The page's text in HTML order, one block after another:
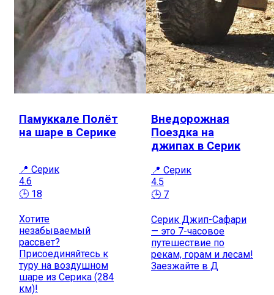
Памуккале Полёт
на шаре в Серике
📍 Серик
4.6
🕒 18
Хотите
незабываемый
рассвет?
Присоединяйтесь к
туру на воздушном
шаре из Серика (284
км)!
Внедорожная
Поездка на
джипах в Серик
📍 Серик
4.5
🕒 7
Серик Джип-Сафари
— это 7-часовое
путешествие по
рекам, горам и лесам!
Заезжайте в Д